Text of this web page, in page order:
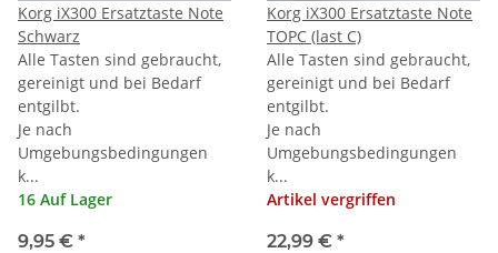
Korg iX300 Ersatztaste Note
Schwarz
Alle Tasten sind gebraucht,
gereinigt und bei Bedarf
entgilbt.
Je nach
Umgebungsbedingungen
k...
16 Auf Lager
9,95 € *
Korg iX300 Ersatztaste Note
TOPC (last C)
Alle Tasten sind gebraucht,
gereinigt und bei Bedarf
entgilbt.
Je nach
Umgebungsbedingungen
k...
Artikel vergriffen
22,99 € *